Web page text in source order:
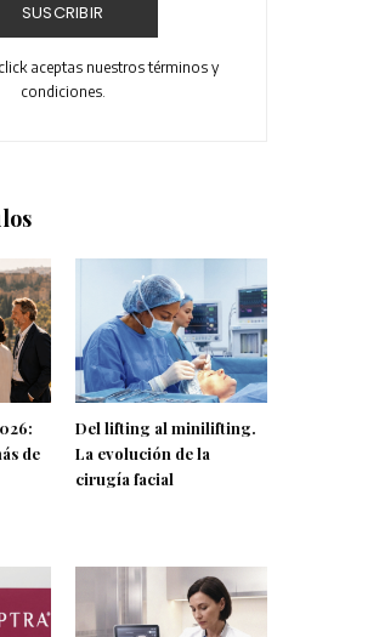
SUSCRIBIR
aceptas nuestros términos y
condiciones.
de
Del lifting al minilifting.
La evolución de la
cirugía facial